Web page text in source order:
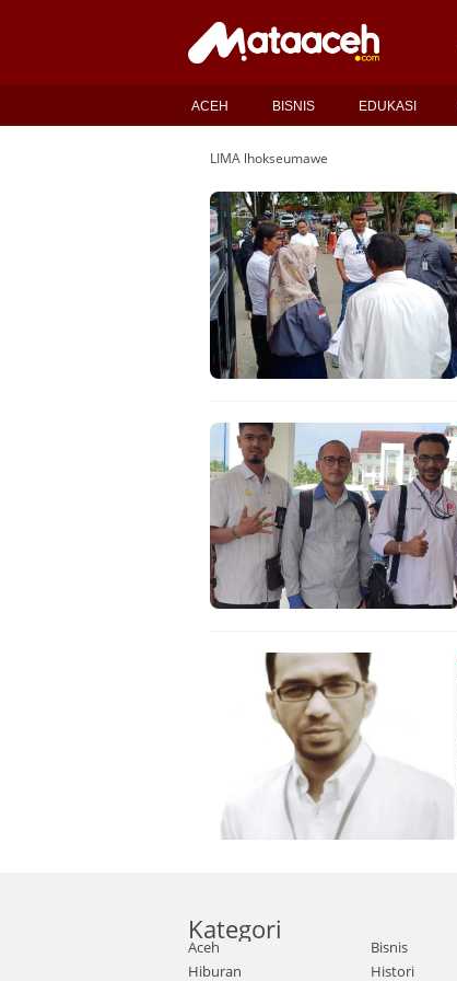
ACEH BISNIS EDUKASI
LIMA lhokseumawe
Kategori
Aceh Bisnis
Hiburan
Histori